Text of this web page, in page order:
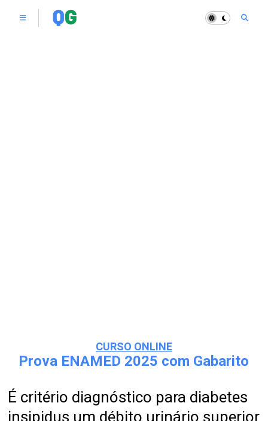
CURSO ONLINE
Prova ENAMED 2025 com Gabarito
É critério diagnóstico para diabetes
insipidus um débito urinário superior